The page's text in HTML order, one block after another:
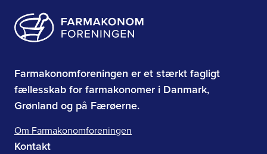
Farmakonomforeningen er et stærkt fagligt
fællesskab for farmakonomer i Danmark,
Grønland og på Færøerne.
Om Farmakonomforeningen
Kontakt